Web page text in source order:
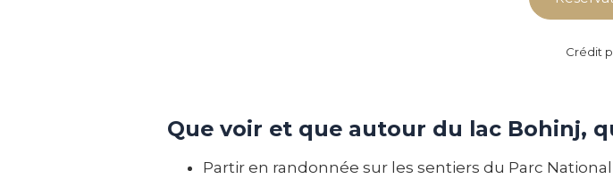
Crédit
Que voir et que autour du lac Bohinj,
Partir en randonnée sur les sentiers du Parc